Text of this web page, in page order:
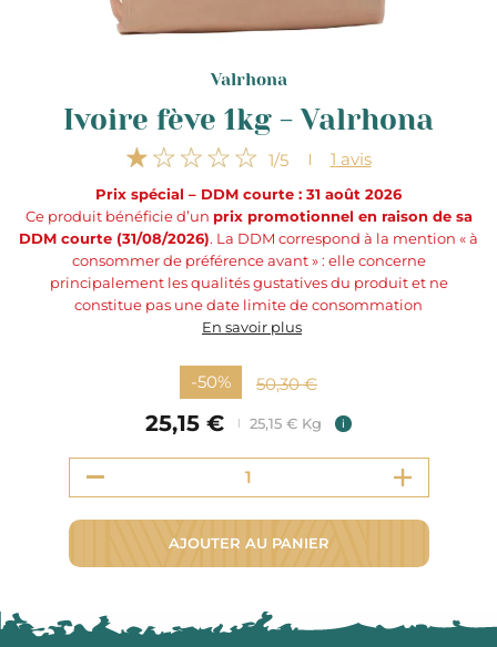
Valrhona
Ivoire fève 1kg - Valrhona
1/5 1 avis
Prix spécial – DDM courte : 31 août 2026
Ce produit bénéficie d’un prix promotionnel en raison de sa
DDM courte (31/08/2026). La DDM correspond à la mention « à
consommer de préférence avant » : elle concerne
principalement les qualités gustatives du produit et ne
constitue pas une date limite de consommation
En savoir plus
-50% 50,30 €
25,15 € 25,15 € Kg i
AJOUTER AU PANIER